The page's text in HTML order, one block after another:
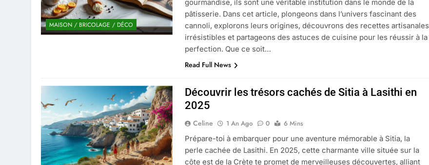
Découvrez notre test d’orientation gratuit spécialement conçu pour collégiens et lycéens
4 Mois Ago
Liste complète des marques rezoactif.com à connaître en 2025
Quels sont les inconvénients de l’eucalyptus gunnii pour votre jardin
5 Mois Ago
À partir de quel montant la CAF porte plainte : comprendre les seuils à connaître
5 Mois Ago
MAISON / BRICOLAGE / DÉCO
gourmandise, ils sont une véritable institution dans le monde de la
pâtisserie. Dans cet article, plongeons dans l’univers fascinant des
cannoli, explorons leurs origines, découvrons des recettes artisanales
irrésistibles et partageons des astuces de cuisine pour les réussir à la
perfection. Que ce soit…
Read Full News
Découvrir les trésors cachés de Sitia à Lasithi en
2025
Celine 1 An Ago 0
6 Mins
Prépare-toi à embarquer pour une aventure mémorable à Sitia, la
perle cachée de Lasithi. En 2025, cette charmante ville située sur la
côte est de la Crète te promet de merveilleuses découvertes, alliant